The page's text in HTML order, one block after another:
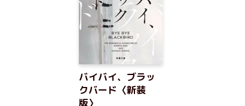
バイバイ、ブラッ
クバード〈新装
版〉